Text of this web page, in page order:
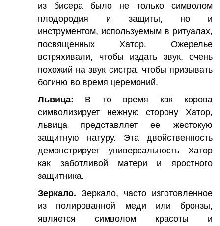
из бисера было не только символом
плодородия и защиты, но и
инструментом, используемым в ритуалах,
посвященных Хатор. Ожерелье
встряхивали, чтобы издать звук, очень
похожий на звук систра, чтобы призывать
богиню во время церемоний.
Львица: В то время как корова
символизирует нежную сторону Хатор,
львица представляет ее жестокую
защитную натуру. Эта двойственность
демонстрирует универсальность Хатор
как заботливой матери и яростного
защитника.
Зеркало. Зеркало, часто изготовленное
из полированной меди или бронзы,
является символом красоты и